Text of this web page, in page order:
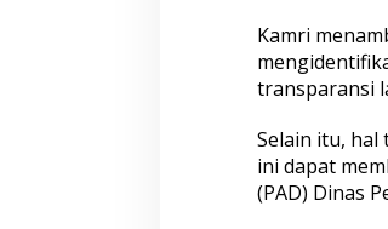
Kamri
transparansi
Selain itu, hal
ini dapat
(PAD) Dinas